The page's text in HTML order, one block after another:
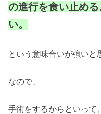
の進行を食い止め
い。
という意味合いが強いと
なので、
手術をするからといって